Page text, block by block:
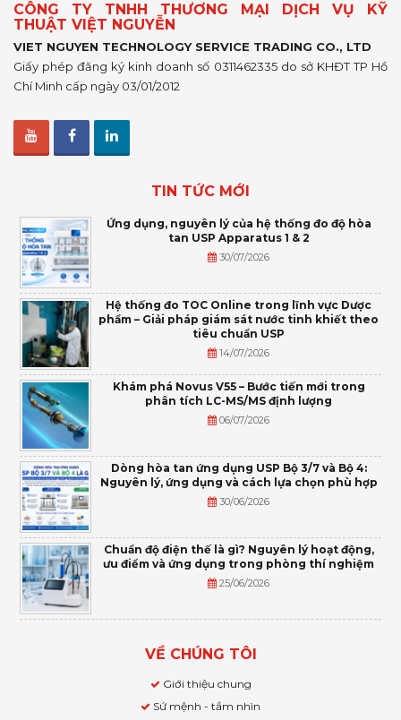
CÔNG TY TNHH THƯƠNG MẠI DỊCH VỤ KỸ
THUẬT VIỆT NGUYỄN
VIET NGUYEN TECHNOLOGY SERVICE TRADING CO., LTD
Giấy phép đăng ký kinh doanh số 0311462335 do sở KHĐT TP Hồ
Chí Minh cấp ngày 03/01/2012
TIN TỨC MỚI
Ứng dụng, nguyên lý của hệ thống đo độ hòa
tan USP Apparatus 1 & 2
30/07/2026
Hệ thống đo TOC Online trong lĩnh vực Dược
phẩm – Giải pháp giám sát nước tinh khiết theo
tiêu chuẩn USP
14/07/2026
Khám phá Novus V55 – Bước tiến mới trong
phân tích LC-MS/MS định lượng
06/07/2026
Dòng hòa tan ứng dụng USP Bộ 3/7 và Bộ 4:
Nguyên lý, ứng dụng và cách lựa chọn phù hợp
30/06/2026
Chuẩn độ điện thế là gì? Nguyên lý hoạt động,
ưu điểm và ứng dụng trong phòng thí nghiệm
25/06/2026
VỀ CHÚNG TÔI
Giới thiệu chung
Sứ mệnh - tầm nhìn